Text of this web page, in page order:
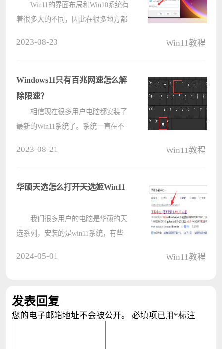
方法
Win11的界面布局和Win10系统有
着很多大的不同，因此在很多地方都
操作，那么遇到这种情况应该怎么办
呢????
2023-08-23 Win11教程
Windows11只有百兆网速怎么解
除限速？
相信现在很多用户电脑都安装了
最新的Win11系统了。系统一直在不
百兆网速，实际上是被系统限速了，
2023-08-21 Win11教程
华硕天选怎么打开天选姬Win11
我们很多用户的电脑是华硕的天
选系列，安装的是win11系统，有些
程就来????
2024-05-01 Win11教程
发表回复
您的电子邮箱地址不会被公开。 必填项已用 *标注